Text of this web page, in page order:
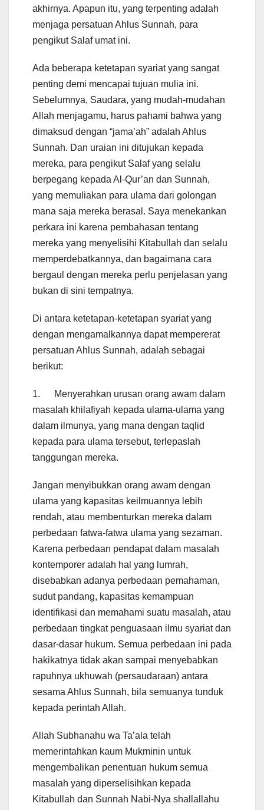
akhirnya. Apapun itu, yang terpenting adalah
menjaga persatuan Ahlus Sunnah, para
pengikut Salaf umat ini.
Ada beberapa ketetapan syariat yang sangat
penting demi mencapai tujuan mulia ini.
Sebelumnya, Saudara, yang mudah-mudahan
Allah menjagamu, harus pahami bahwa yang
dimaksud dengan “jama’ah” adalah Ahlus
Sunnah. Dan uraian ini ditujukan kepada
mereka, para pengikut Salaf yang selalu
berpegang kepada Al-Qur’an dan Sunnah,
yang memuliakan para ulama dari golongan
mana saja mereka berasal. Saya menekankan
perkara ini karena pembahasan tentang
mereka yang menyelisihi Kitabullah dan selalu
memperdebatkannya, dan bagaimana cara
bergaul dengan mereka perlu penjelasan yang
bukan di sini tempatnya.
Di antara ketetapan-ketetapan syariat yang
dengan mengamalkannya dapat mempererat
persatuan Ahlus Sunnah, adalah sebagai
berikut:
1. Menyerahkan urusan orang awam dalam
masalah khilafiyah kepada ulama-ulama yang
dalam ilmunya, yang mana dengan taqlid
kepada para ulama tersebut, terlepaslah
tanggungan mereka.
Jangan menyibukkan orang awam dengan
ulama yang kapasitas keilmuannya lebih
rendah, atau membenturkan mereka dalam
perbedaan fatwa-fatwa ulama yang sezaman.
Karena perbedaan pendapat dalam masalah
kontemporer adalah hal yang lumrah,
disebabkan adanya perbedaan pemahaman,
sudut pandang, kapasitas kemampuan
identifikasi dan memahami suatu masalah, atau
perbedaan tingkat penguasaan ilmu syariat dan
dasar-dasar hukum. Semua perbedaan ini pada
hakikatnya tidak akan sampai menyebabkan
rapuhnya ukhuwah (persaudaraan) antara
sesama Ahlus Sunnah, bila semuanya tunduk
kepada perintah Allah.
Allah Subhanahu wa Ta’ala telah
memerintahkan kaum Mukminin untuk
mengembalikan penentuan hukum semua
masalah yang diperselisihkan kepada
Kitabullah dan Sunnah Nabi-Nya shallallahu